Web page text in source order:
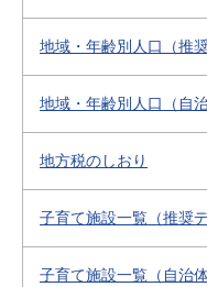
地域・年齢別人口（推
地域・年齢別人口（自
地方税のしおり
子育て施設一覧（推奨
子育て施設一覧（自治